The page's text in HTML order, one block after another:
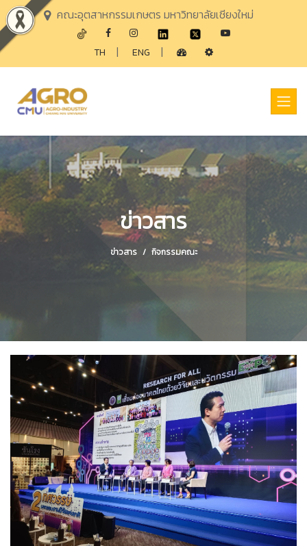
คณะอุตสาหกรรมเกษตร มหาวิทยาลัยเชียงใหม่
TH | ENG |
ข่าวสาร
ข่าวสาร กิจกรรมคณะ